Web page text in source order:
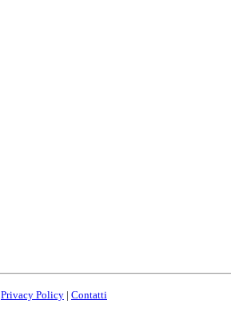
Privacy Policy | Contatti